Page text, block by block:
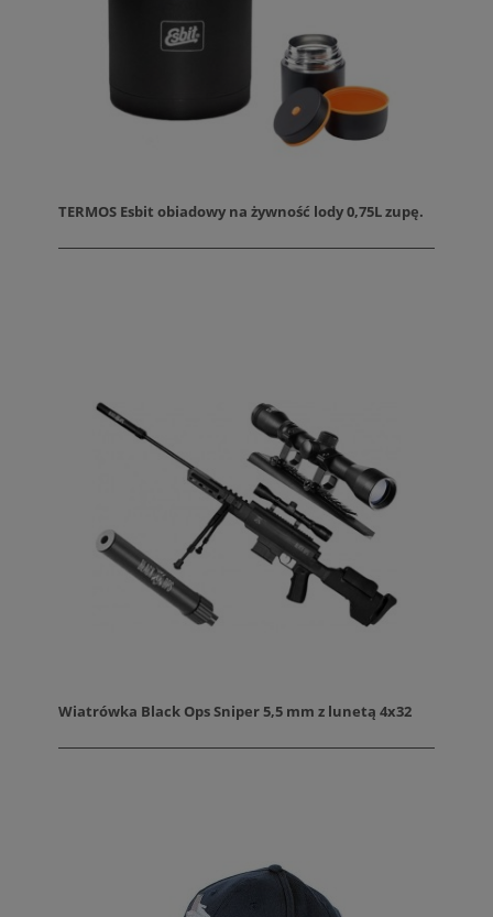
TERMOS Esbit obiadowy na żywność lody 0,75L zupę.
Wiatrówka Black Ops Sniper 5,5 mm z lunetą 4x32